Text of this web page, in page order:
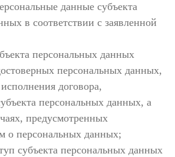
данные субъекта
в соответствии с заявленной
персональных данных
персональных данных,
договора,
персональных данных, а
предусмотренных
о персональных данных;
субъекта персональных данных